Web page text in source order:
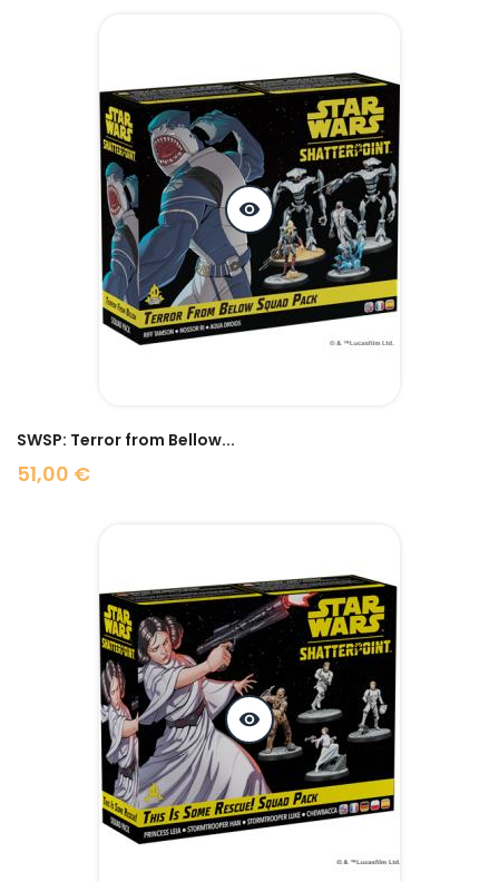
visibility
SWSP: Terror from Bellow...
51,00 €
Prix
visibility